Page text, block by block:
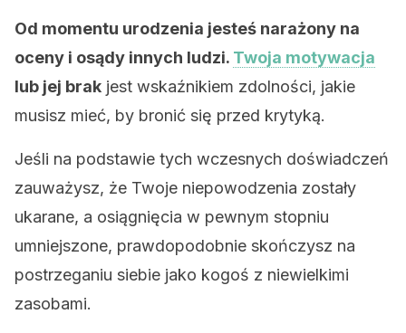
Od momentu urodzenia jesteś narażony na
oceny i osądy innych ludzi. Twoja motywacja
lub jej brak jest wskaźnikiem zdolności, jakie
musisz mieć, by bronić się przed krytyką.
Jeśli na podstawie tych wczesnych doświadczeń
zauważysz, że Twoje niepowodzenia zostały
ukarane, a osiągnięcia w pewnym stopniu
umniejszone, prawdopodobnie skończysz na
postrzeganiu siebie jako kogoś z niewielkimi
zasobami.